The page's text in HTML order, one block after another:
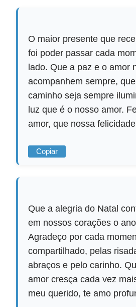
O maior presente que
foi poder passar cada
lado. Que a paz e o amor
acompanhem sempre,
caminho seja sempre
luz que é o nosso amor.
amor, que nossa
Copiar
Que a alegria do Natal
em nossos corações o
Agradeço por cada
compartilhado, pelas
abraços e pelo carinho.
amor cresça cada vez
meu querido, te amo